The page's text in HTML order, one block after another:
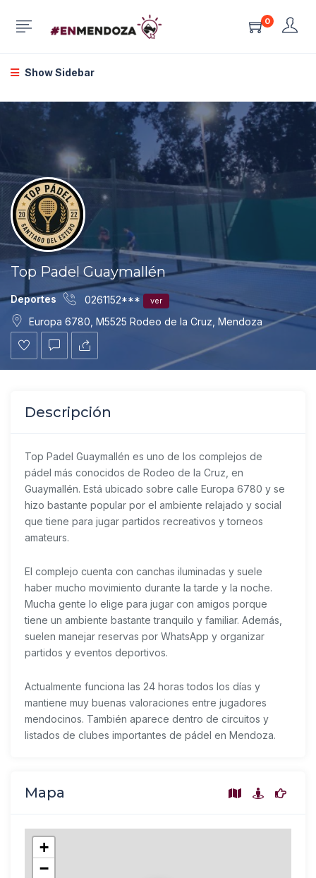
0
Show Sidebar
Top Padel Guaymallén
Deportes 0261152*** ver
Europa 6780, M5525 Rodeo de la Cruz, Mendoza
Descripción
Top Padel Guaymallén es uno de los complejos de
pádel más conocidos de Rodeo de la Cruz, en
Guaymallén. Está ubicado sobre calle Europa 6780 y se
hizo bastante popular por el ambiente relajado y social
que tiene para jugar partidos recreativos y torneos
amateurs.
El complejo cuenta con canchas iluminadas y suele
haber mucho movimiento durante la tarde y la noche.
Mucha gente lo elige para jugar con amigos porque
tiene un ambiente bastante tranquilo y familiar. Además,
suelen manejar reservas por WhatsApp y organizar
partidos y eventos deportivos.
Actualmente funciona las 24 horas todos los días y
mantiene muy buenas valoraciones entre jugadores
mendocinos. También aparece dentro de circuitos y
listados de clubes importantes de pádel en Mendoza.
Mapa
+
−